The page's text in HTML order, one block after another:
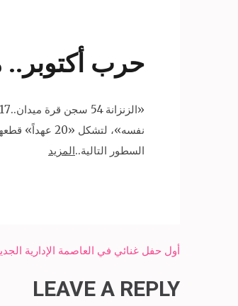
حرب أكتوبر..
نفسه»،
السطور التالية..المزيد
Post
أول حفل غنائي في العاصمة الإدارية
LEAVE A REPLY